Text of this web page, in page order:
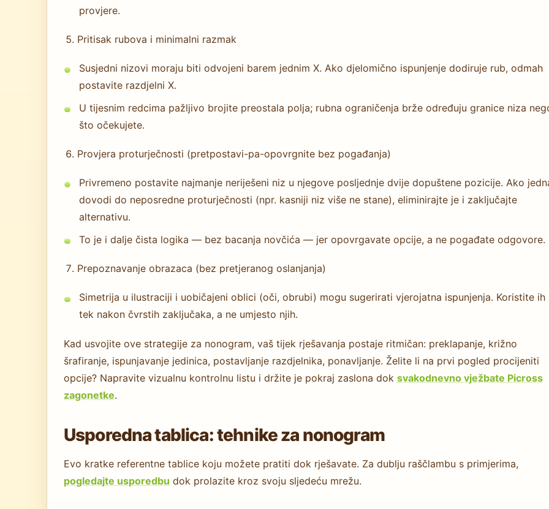
provjere.
Pritisak rubova i minimalni razmak
Susjedni nizovi moraju biti odvojeni barem jednim X. Ako djelomično ispunjenje dodiruje rub, odmah
postavite razdjelni X.
U tijesnim redcima pažljivo brojite preostala polja; rubna ograničenja brže određuju granice niza
što očekujete.
Provjera proturječnosti (pretpostavi-pa-opovrgnite bez pogađanja)
Privremeno postavite najmanje neriješeni niz u njegove posljednje dvije dopuštene pozicije. Ako
dovodi do neposredne proturječnosti (npr. kasniji niz više ne stane), eliminirajte je i zaključajte
alternativu.
To je i dalje čista logika — bez bacanja novčića — jer opovrgavate opcije, a ne pogađate odgovore.
Prepoznavanje obrazaca (bez pretjeranog oslanjanja)
Simetrija u ilustraciji i uobičajeni oblici (oči, obrubi) mogu sugerirati vjerojatna ispunjenja. Koristite ih
tek nakon čvrstih zaključaka, a ne umjesto njih.
Kad usvojite ove strategije za nonogram, vaš tijek rješavanja postaje ritmičan: preklapanje, križno
šrafiranje, ispunjavanje jedinica, postavljanje razdjelnika, ponavljanje. Želite li na prvi pogled procijeniti
opcije? Napravite vizualnu kontrolnu listu i držite je pokraj zaslona dok svakodnevno vježbate Picross
zagonetke.
Usporedna tablica: tehnike za nonogram
Evo kratke referentne tablice koju možete pratiti dok rješavate. Za dublju raščlambu s primjerima,
pogledajte usporedbu dok prolazite kroz svoju sljedeću mrežu.